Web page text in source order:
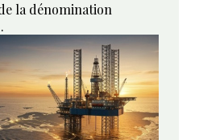
la dénomination